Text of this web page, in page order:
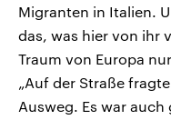
Migranten in Italien.
das, was hier von ihr
Traum von Europa
„Auf der Straße
Ausweg. Es war